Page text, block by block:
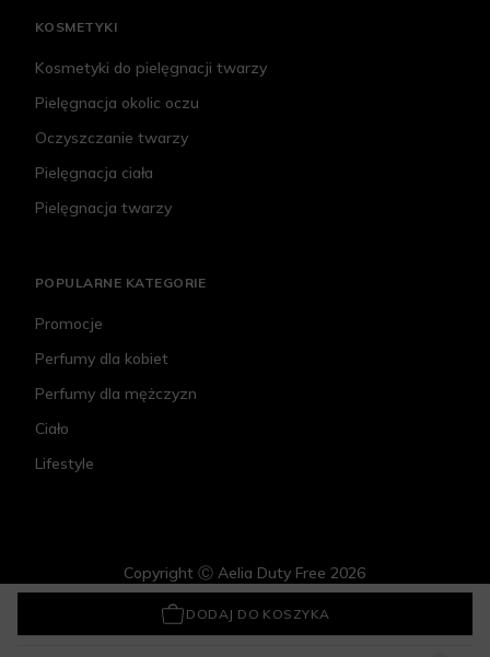
DODAJ DO KOSZYKA
Penhaligon's Changing Constance
KOSMETYKI
Kosmetyki do pielęgnacji twarzy
Pielęgnacja okolic oczu
Oczyszczanie twarzy
Pielęgnacja ciała
Pielęgnacja twarzy
POPULARNE KATEGORIE
Promocje
Perfumy dla kobiet
Perfumy dla mężczyzn
Ciało
Lifestyle
Copyright Ⓒ Aelia Duty Free 2026